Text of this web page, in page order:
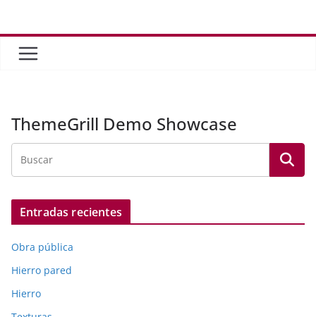
contenido
ThemeGrill Demo Showcase
Entradas recientes
Obra pública
Hierro pared
Hierro